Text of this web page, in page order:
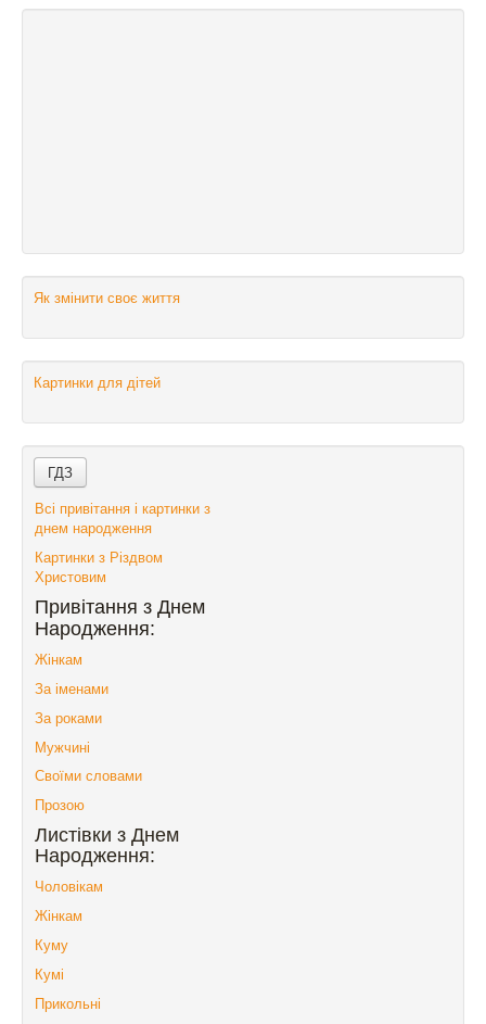
Як змінити своє життя
Картинки для дітей
Всі привітання і картинки з
днем народження
Картинки з Різдвом
Христовим
Привітання з Днем
Народження:
Жінкам
За іменами
За роками
Мужчині
Своїми словами
Прозою
Листівки з Днем
Народження:
Чоловікам
Жінкам
Куму
Кумі
Прикольні